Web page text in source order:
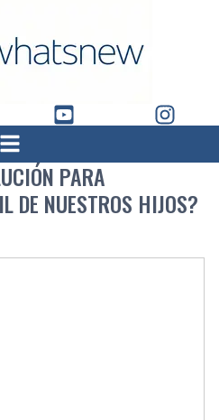
PARA
DE NUESTROS HIJOS?